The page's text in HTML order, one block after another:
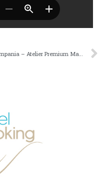
Campania – Atelier Premium Maragià – Estate 2026